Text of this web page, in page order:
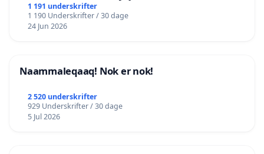
lokalområde i balance
1 191 underskrifter
1 190 Underskrifter / 30 dage
24 Jun 2026
Naammaleqaaq! Nok er nok!
2 520 underskrifter
929 Underskrifter / 30 dage
5 Jul 2026